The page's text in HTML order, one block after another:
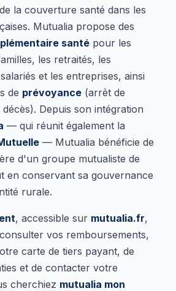
la couverture santé dans les
Mutualia propose des
santé pour les
les retraités, les
et les entreprises, ainsi
de prévoyance (arrêt de
Depuis son intégration
— qui réunit également la
— Mutualia bénéficie de
d'un groupe mutualiste de
en conservant sa gouvernance
rurale.
, accessible sur mutualia.fr,
vos remboursements,
carte de tiers payant, de
et de contacter votre
cherchiez mutualia mon